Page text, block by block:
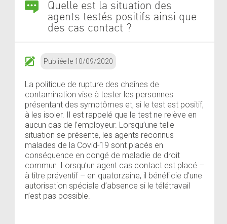
Quelle est la situation des
agents testés positifs ainsi que
des cas contact ?
Publiée le 10/09/2020
La politique de rupture des chaînes de
contamination vise à tester les personnes
présentant des symptômes et, si le test est positif,
à les isoler. Il est rappelé que le test ne relève en
aucun cas de l’employeur. Lorsqu’une telle
situation se présente, les agents reconnus
malades de la Covid-19 sont placés en
conséquence en congé de maladie de droit
commun. Lorsqu’un agent cas contact est placé –
à titre préventif – en quatorzaine, il bénéficie d’une
autorisation spéciale d’absence si le télétravail
n’est pas possible.